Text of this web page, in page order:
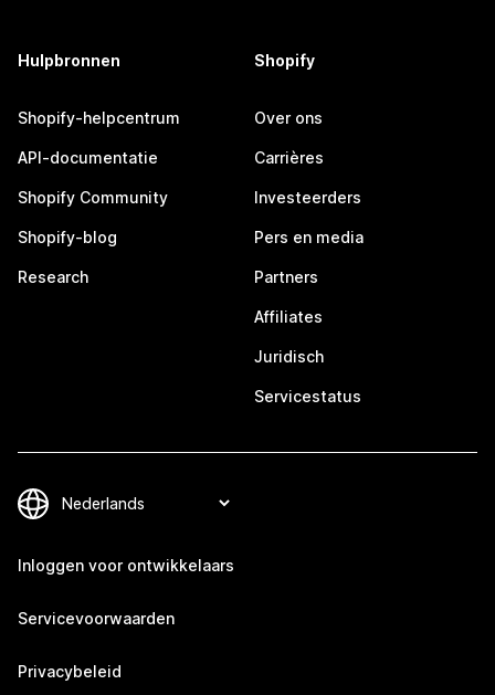
Hulpbronnen
Shopify-helpcentrum
API-documentatie
Shopify Community
Shopify-blog
Research
Shopify
Over ons
Carrières
Investeerders
Pers en media
Partners
Affiliates
Juridisch
Servicestatus
Inloggen voor ontwikkelaars
Servicevoorwaarden
Privacybeleid